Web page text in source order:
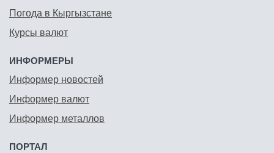
Погода в Кыргызстане
Курсы валют
ИНФОРМЕРЫ
Информер новостей
Информер валют
Информер металлов
ПОРТАЛ